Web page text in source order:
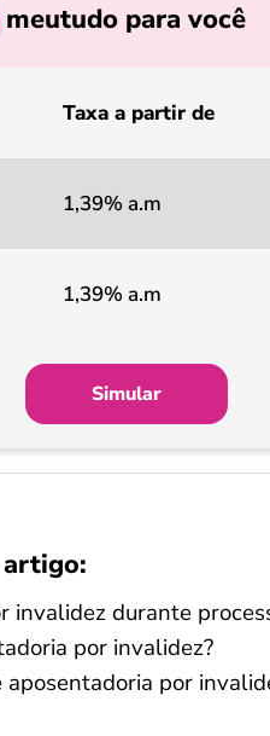
meutudo para você
Taxa a partir de
1,39% a.m
1,39% a.m
Simular
artigo:
invalidez durante
por invalidez?
por